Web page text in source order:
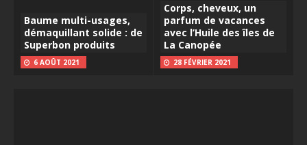
Baume multi-usages,
démaquillant solide : de
Superbon produits
6 AOÛT 2021
Corps, cheveux, un
parfum de vacances
avec l’Huile des îles de
La Canopée
28 FÉVRIER 2021